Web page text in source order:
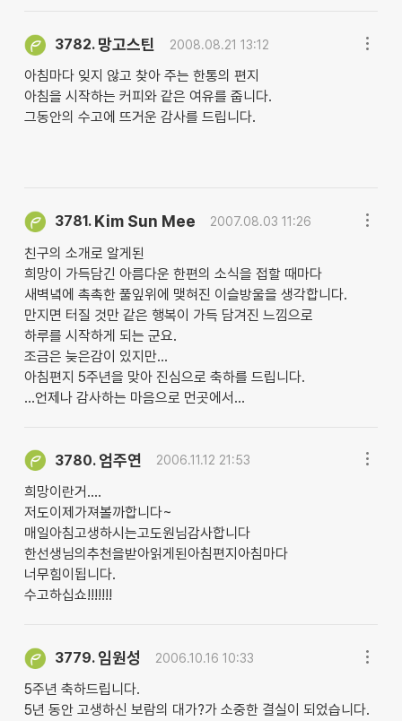
3782. 망고스틴 2008.08.21 13:12
아침마다 잊지 않고 찾아 주는 한통의 편지
아침을 시작하는 커피와 같은 여유를 줍니다.
그동안의 수고에 뜨거운 감사를 드립니다.
3781. Kim Sun Mee 2007.08.03 11:26
친구의 소개로 알게된
희망이 가득담긴 아름다운 한편의 소식을 접할 때마다
새벽녘에 촉촉한 풀잎위에 맺혀진 이슬방울을 생각합니다.
만지면 터질 것만 같은 행복이 가득 담겨진 느낌으로
하루를 시작하게 되는 군요.
조금은 늦은감이 있지만...
아침편지 5주년을 맞아 진심으로 축하를 드립니다.
...언제나 감사하는 마음으로 먼곳에서...
3780. 엄주연 2006.11.12 21:53
희망이란거....
저도이제가져볼까합니다~
매일아침고생하시는고도원님감사합니다
한선생님의추천을받아읽게된아침편지아침마다
너무힘이됩니다.
수고하십쇼!!!!!!!
3779. 임원성 2006.10.16 10:33
5주년 축하드립니다.
5년 동안 고생하신 보람의 대가?가 소중한 결실이 되었습니다.